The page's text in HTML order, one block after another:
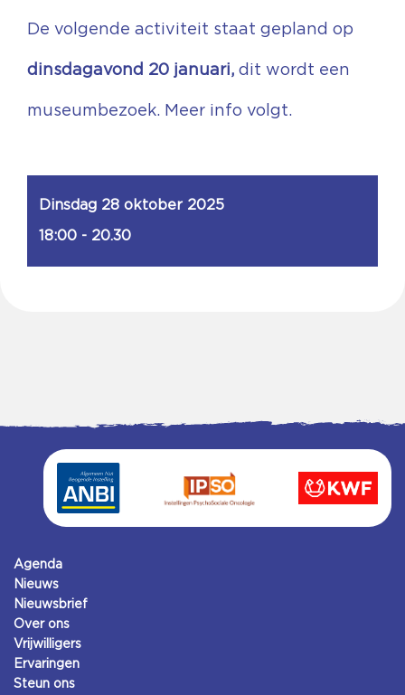
De volgende activiteit staat gepland op
dinsdagavond 20 januari, dit wordt een
museumbezoek. Meer info volgt.
Dinsdag 28 oktober 2025
18:00 - 20.30
Agenda
Nieuws
Nieuwsbrief
Over ons
Vrijwilligers
Ervaringen
Steun ons